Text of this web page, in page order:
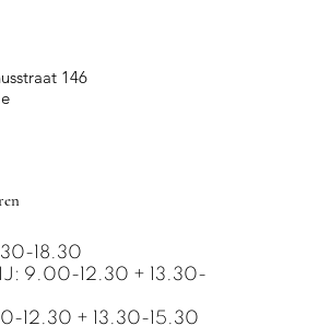
146
18.30
9.00-12.30 + 13.30-
12.30 + 13.30-15.30